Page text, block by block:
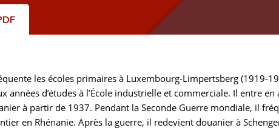
les écoles primaires à Luxembourg-Limpertsberg (1919-
années d’études à l’École industrielle et commerciale. Il entre
à partir de 1937. Pendant la Seconde Guerre mondiale, il
en Rhénanie. Après la guerre, il redevient douanier à